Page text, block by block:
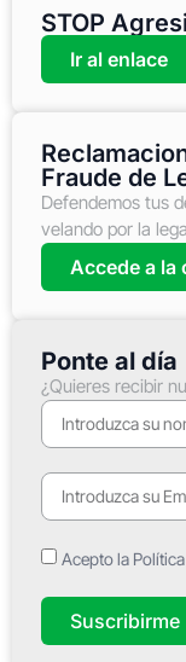
STOP
Ir al enlace
Fraude de
Defendemos tus
velando por la
Accede a la
Ponte al día
¿Quieres recibir
Acepto la
Suscribirme